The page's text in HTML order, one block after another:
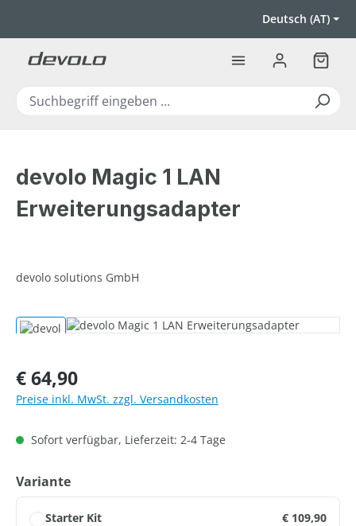
Deutsch (AT)
devolo Magic 1 LAN
Erweiterungsadapter
devolo solutions GmbH
Bildergalerie überspringen
Regulärer Preis:
€ 64,90
Preise inkl. MwSt. zzgl. Versandkosten
Sofort verfügbar, Lieferzeit: 2-4 Tage
Varianteauswählen
Starter Kit
€ 109,90